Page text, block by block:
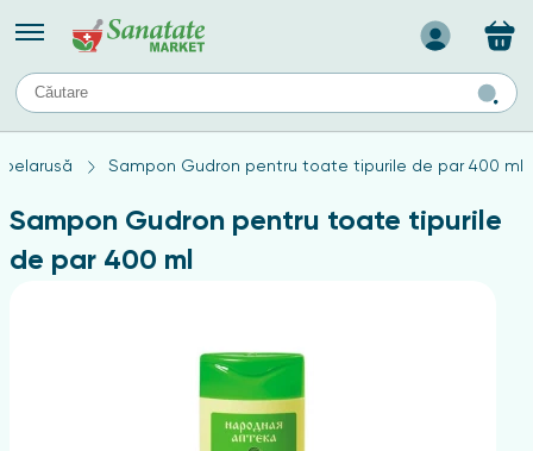
Назад
TIPURI DE TEN
Produse pentru ten mixt
Ten problematic
Produse pentru ten gras
Sampon Gudron pentru toate tipurile de par 400 ml
Sampon Gudron pentru toate tipurile
de par 400 ml